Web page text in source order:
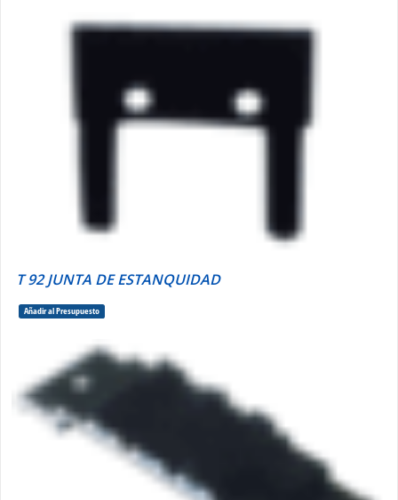
T 92 JUNTA DE ESTANQUIDAD
Añadir al Presupuesto